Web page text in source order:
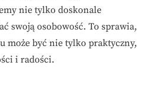
nie tylko doskonale
swoją osobowość. To sprawia,
może być nie tylko praktyczny,
i radości.